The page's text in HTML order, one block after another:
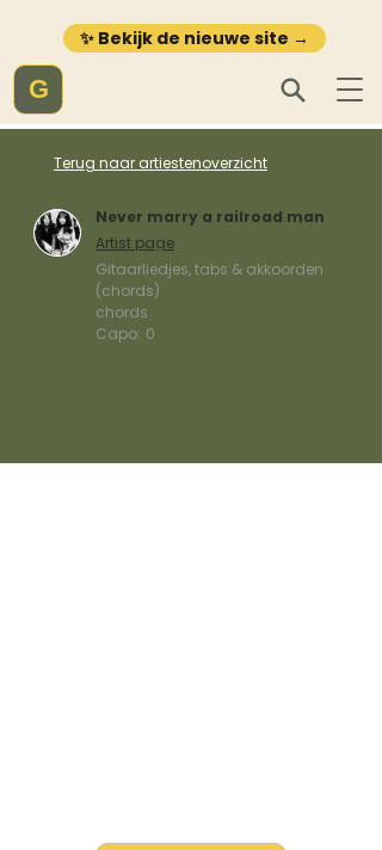
✨ Bekijk de nieuwe site →
G
Terug naar artiestenoverzicht
Never marry a railroad man
Artist page
Gitaarliedjes, tabs & akkoorden
(chords)
chords
Capo: 0